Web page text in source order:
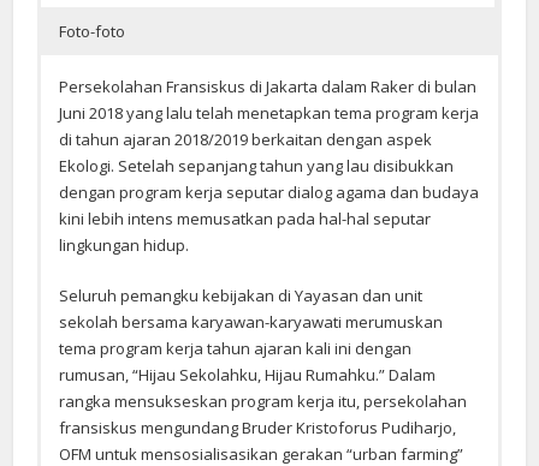
Foto-foto
Persekolahan Fransiskus di Jakarta dalam Raker di bulan
Juni 2018 yang lalu telah menetapkan tema program kerja
di tahun ajaran 2018/2019 berkaitan dengan aspek
Ekologi. Setelah sepanjang tahun yang lau disibukkan
dengan program kerja seputar dialog agama dan budaya
kini lebih intens memusatkan pada hal-hal seputar
lingkungan hidup.
Seluruh pemangku kebijakan di Yayasan dan unit
sekolah bersama karyawan-karyawati merumuskan
tema program kerja tahun ajaran kali ini dengan
rumusan, “Hijau Sekolahku, Hijau Rumahku.” Dalam
rangka mensukseskan program kerja itu, persekolahan
fransiskus mengundang Bruder Kristoforus Pudiharjo,
OFM untuk mensosialisasikan gerakan “urban farming”